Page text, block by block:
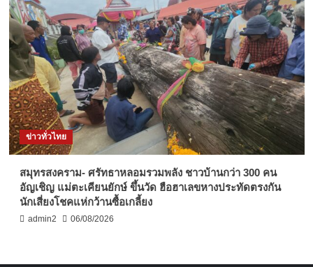
ข่าวทั่วไทย
สมุทรสงคราม- ศรัทธาหลอมรวมพลัง ชาวบ้านกว่า 300 คน
อัญเชิญ แม่ตะเคียนยักษ์ ขึ้นวัด ฮือฮาเลขหางประทัดตรงกัน
นักเสี่ยงโชคแห่กว้านซื้อเกลี้ยง
admin2 06/08/2026